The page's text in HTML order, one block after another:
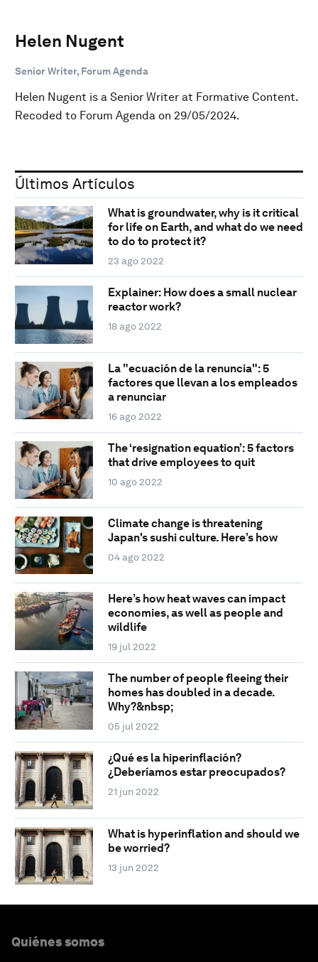
Helen Nugent
Senior Writer, Forum Agenda
Helen Nugent is a Senior Writer at Formative Content.
Recoded to Forum Agenda on 29/05/2024.
Últimos Artículos
What is groundwater, why is it critical
for life on Earth, and what do we need
to do to protect it?
23 ago 2022
Explainer: How does a small nuclear
reactor work?
18 ago 2022
La "ecuación de la renuncia": 5
factores que llevan a los empleados
a renunciar
16 ago 2022
The ‘resignation equation’: 5 factors
that drive employees to quit
10 ago 2022
Climate change is threatening
Japan's sushi culture. Here’s how
04 ago 2022
Here’s how heat waves can impact
economies, as well as people and
wildlife
19 jul 2022
The number of people fleeing their
homes has doubled in a decade.
Why?&nbsp;
05 jul 2022
¿Qué es la hiperinflación?
¿Deberíamos estar preocupados?
21 jun 2022
What is hyperinflation and should we
be worried?
13 jun 2022
Quiénes somos